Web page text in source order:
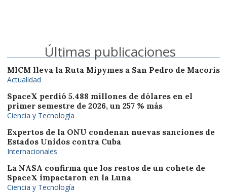
Últimas publicaciones
MICM lleva la Ruta Mipymes a San Pedro de Macorís
Actualidad
SpaceX perdió 5.488 millones de dólares en el
primer semestre de 2026, un 257 % más
Ciencia y Tecnología
Expertos de la ONU condenan nuevas sanciones de
Estados Unidos contra Cuba
Internacionales
La NASA confirma que los restos de un cohete de
SpaceX impactaron en la Luna
Ciencia y Tecnología